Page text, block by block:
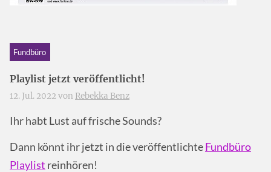
Fundbüro
Playlist jetzt veröffentlicht!
12. Jul. 2022 von Rebekka Benz
Ihr habt Lust auf frische Sounds?
Dann könnt ihr jetzt in die veröffentlichteFundbüro
Playlist reinhören!